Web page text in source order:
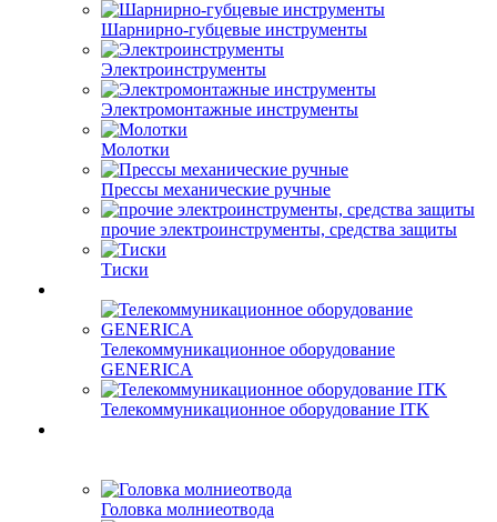
Шарнирно-губцевые инструменты
Электроинструменты
Электромонтажные инструменты
Молотки
Прессы механические ручные
прочие электроинструменты, средства защиты
Тиски
Телекоммуникационное оборудование
GENERICA
Телекоммуникационное оборудование ITK
Головка молниеотвода